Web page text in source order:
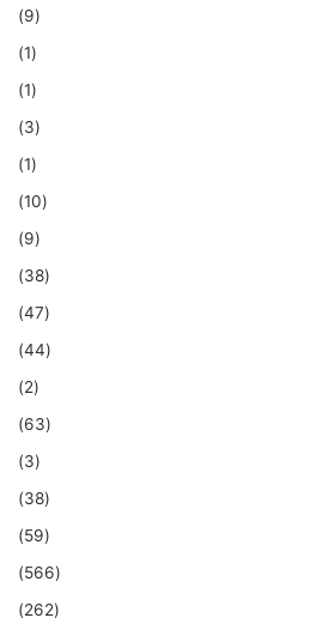
(9)
(1)
(1)
(3)
(1)
(10)
(9)
(38)
(47)
(44)
(2)
(63)
(3)
(38)
(59)
(566)
(262)